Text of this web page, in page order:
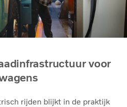
voor
rijden blijkt in de praktijk